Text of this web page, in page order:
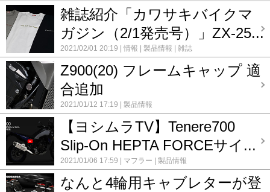
雑誌紹介「カワサキバイクマ
ガジン（2/1発売号）」ZX-25...
2021/02/01 20:19 情報 製品情報 雑誌
Z900(20) フレームキャップ 適
合追加
2021/01/12 17:19 製品情報
【ヨシムラTV】Tenere700
Slip-On HEPTA FORCEサイ...
2021/01/06 17:59 マフラー 製品情報
なんと4輪用キャブレターが登